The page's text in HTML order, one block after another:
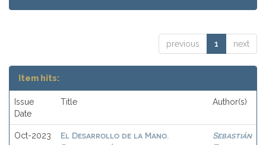
previous 1 next
Item hits:
Issue
Date
Title Author(s)
Oct-2023
El Desarrollo de la Mano.
Sebastián